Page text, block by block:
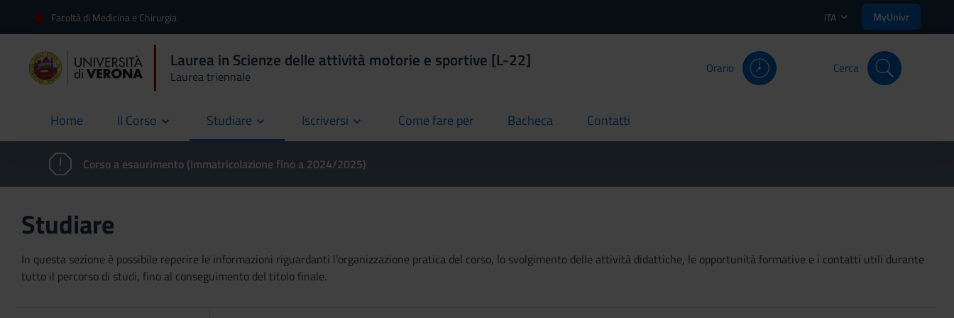
Facoltà di Medicina e Chirurgia ITA MyUnivr
Laurea in Scienze delle attività motorie e sportive [L-22]
Laurea triennale
Orario Cerca
Home
current Il Corso Studiare Iscriversi Come fare per
current Bacheca
current Contatti
current
Corso a esaurimento (Immatricolazione fino a 2024/2025)
Studiare
In questa sezione è possibile reperire le informazioni riguardanti l'organizzazione pratica del corso, lo svolgimento delle attività didattiche, le opportunità formative e i contatti utili durante
tutto il percorso di studi, fino al conseguimento del titolo finale.